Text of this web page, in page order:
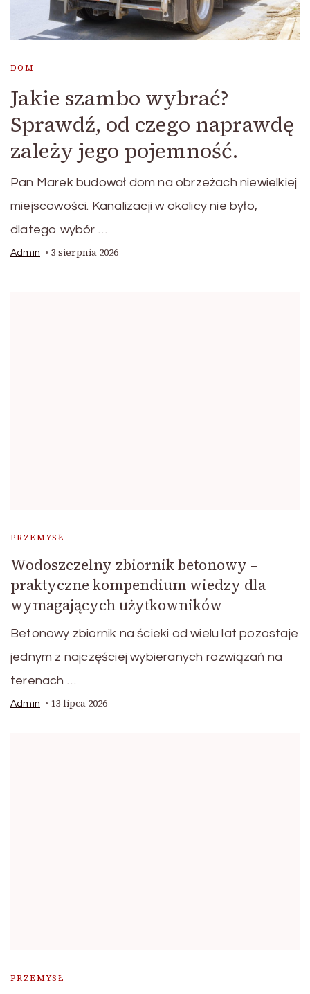
DOM
Jakie szambo wybrać?
Sprawdź, od czego naprawdę
zależy jego pojemność.
Pan Marek budował dom na obrzeżach niewielkiej
miejscowości. Kanalizacji w okolicy nie było,
dlatego wybór …
Admin 3 sierpnia 2026
PRZEMYSŁ
Wodoszczelny zbiornik betonowy –
praktyczne kompendium wiedzy dla
wymagających użytkowników
Betonowy zbiornik na ścieki od wielu lat pozostaje
jednym z najczęściej wybieranych rozwiązań na
terenach …
Admin 13 lipca 2026
PRZEMYSŁ